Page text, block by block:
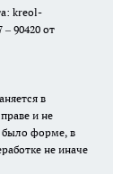
kreol-
90420 от
в
и не
было форме, в
не иначе